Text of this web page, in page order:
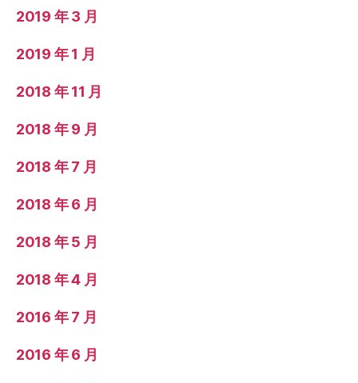
2019 年 3 月
2019 年 1 月
2018 年 11 月
2018 年 9 月
2018 年 7 月
2018 年 6 月
2018 年 5 月
2018 年 4 月
2016 年 7 月
2016 年 6 月